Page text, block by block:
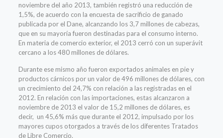
noviembre del año 2013, también registró una reducción de
1,5%, de acuerdo con la encuesta de sacrificio de ganado
publicada por el Dane, alcanzando los 3,7 millones de cabezas,
que en su mayoría fueron destinadas para el consumo interno.
En materia de comercio exterior, el 2013 cerró con un superávit
cercano a los 480 millones de dólares.
Durante ese mismo año fueron exportados animales en pie y
productos cárnicos por un valor de 496 millones de dólares, con
un crecimiento del 24,7% con relación a las registradas en el
2012. En relación con las importaciones, estas alcanzaron a
noviembre de 2013 el valor de 15,2 millones de dólares, es
decir, un 45,6% más que durante el 2012, impulsado por los
mayores cupos otorgados a través de los diferentes Tratados
de Libre Comercio.